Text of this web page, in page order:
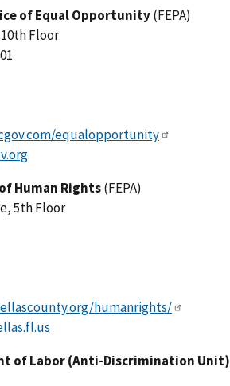
of Equal Opportunity(FEPA)
Floor
equalopportunity
Human Rights(FEPA)
5th Floor
humanrights/
of Labor (Anti-Discrimination Unit)